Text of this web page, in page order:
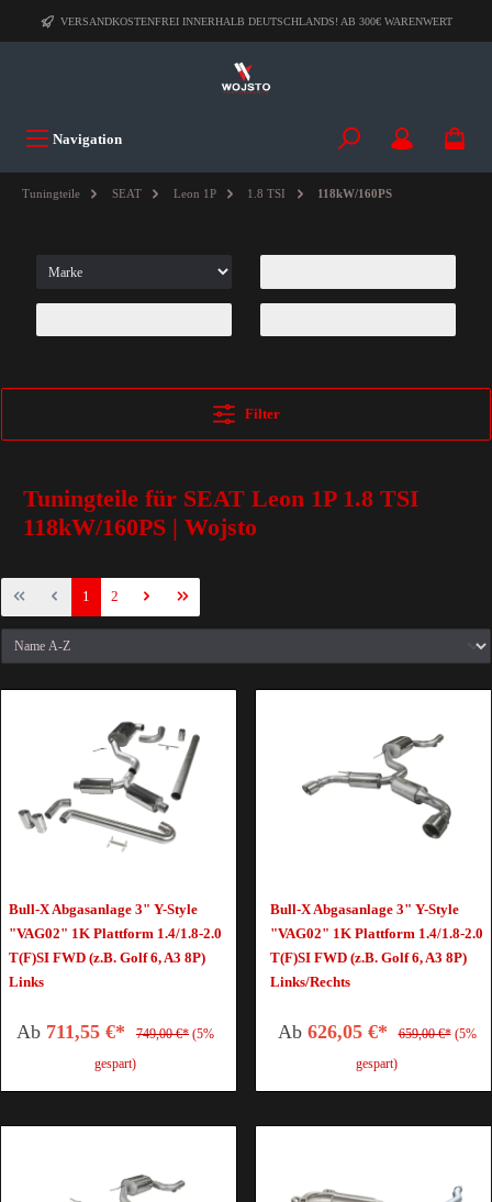
VERSANDKOSTENFREI INNERHALB DEUTSCHLANDS! AB 300€ WARENWERT
Navigation
Tuningteile SEAT Leon 1P 1.8 TSI 118kW/160PS
Filter
Tuningteile für SEAT Leon 1P 1.8 TSI
118kW/160PS | Wojsto
1 2
Bull-X Abgasanlage 3" Y-Style
"VAG02" 1K Plattform 1.4/1.8-2.0
T(F)SI FWD (z.B. Golf 6, A3 8P)
Links
Ab 711,55 €* 749,00 €* (5%
gespart)
Bull-X Abgasanlage 3" Y-Style
"VAG02" 1K Plattform 1.4/1.8-2.0
T(F)SI FWD (z.B. Golf 6, A3 8P)
Links/Rechts
Ab 626,05 €* 659,00 €* (5%
gespart)